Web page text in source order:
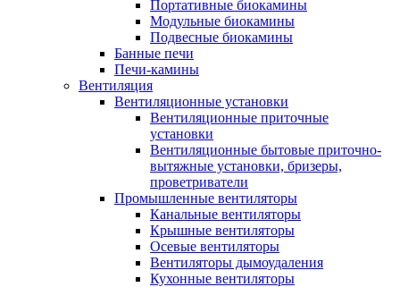
Портативные биокамины
Модульные биокамины
Подвесные биокамины
Банные печи
Печи-камины
Вентиляция
Вентиляционные установки
Вентиляционные приточные
установки
Вентиляционные бытовые приточно-
вытяжные установки, бризеры,
проветриватели
Промышленные вентиляторы
Канальные вентиляторы
Крышные вентиляторы
Осевые вентиляторы
Вентиляторы дымоудаления
Кухонные вентиляторы